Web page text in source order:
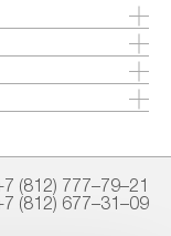
— надпись
—
и пробы,
(812) 777–79–21
(812) 677–31–09